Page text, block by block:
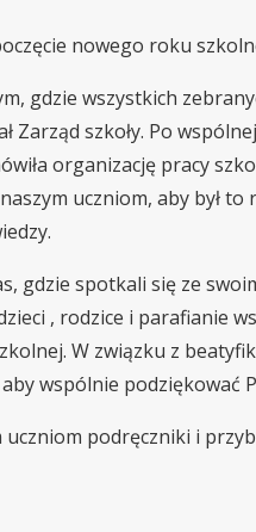
nowego roku
gdzie wszystkich
Zarząd szkoły. Po
organizację pracy
uczniom, aby był
gdzie spotkali się ze
, rodzice i parafianie
W związku z
wspólnie podziękować
uczniom podręczniki i